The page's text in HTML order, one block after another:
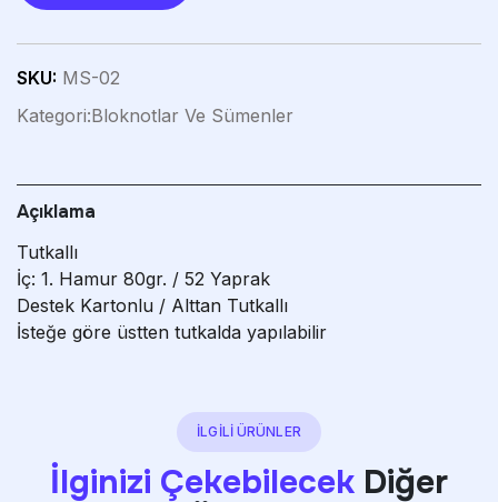
SKU: MS-02
Kategori:Bloknotlar Ve Sümenler
Açıklama
Tutkallı
İç: 1. Hamur 80gr. / 52 Yaprak
Destek Kartonlu / Alttan Tutkallı
İsteğe göre üstten tutkalda yapılabilir
İLGİLİ ÜRÜNLER
İlginizi Çekebilecek Diğer